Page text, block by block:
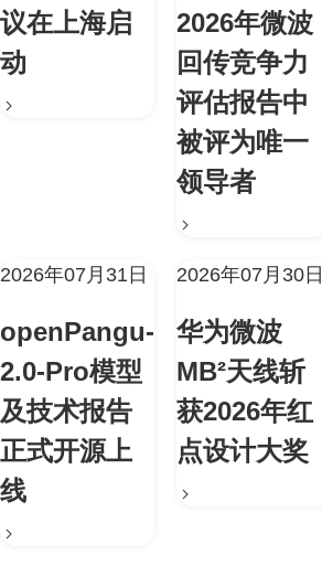
议在上海启
动
2026年微波
回传竞争力
评估报告中
被评为唯一
领导者
2026年07月31日
openPangu-
2.0-Pro模型
及技术报告
正式开源上
线
2026年07月30日
华为微波
MB²天线斩
获2026年红
点设计大奖